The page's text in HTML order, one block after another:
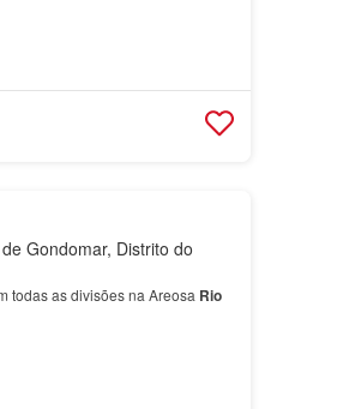
Gondomar, Distrito do
todas as divisões na Areosa Rio